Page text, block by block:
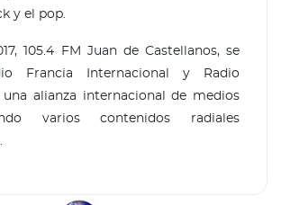
y el pop.
105.4 FM Juan de Castellanos, se
Francia Internacional y Radio
una alianza internacional de medios
varios contenidos radiales